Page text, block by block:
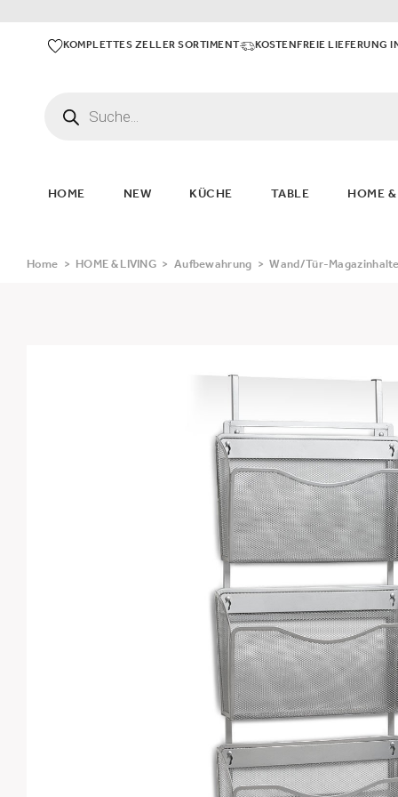
KOMPLETTES ZELLER SORTIMENT KOSTENFREIE LIEFERUNG
HOME NEW KÜCHE TABLE HOME
Home > HOME & LIVING > Aufbewahrung > Wand/Tür-